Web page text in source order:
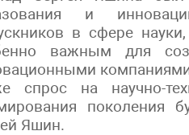
и
в сфере
важным для
спрос на научно-
поколения
Яшин.